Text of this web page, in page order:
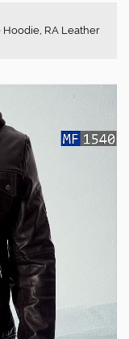
Hoodie, RA Leather